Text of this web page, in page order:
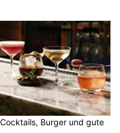
Burger und gute